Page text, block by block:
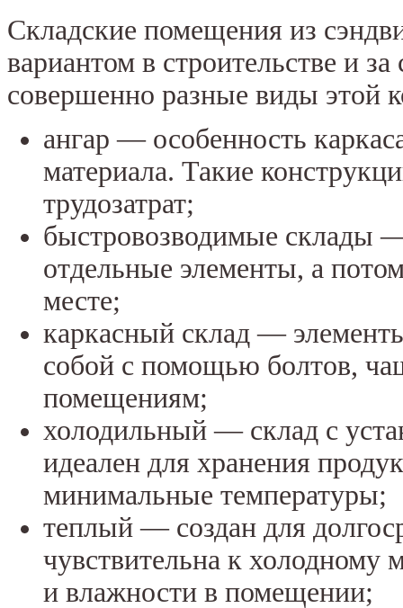
Складские помещения из
вариантом в строительстве и
совершенно разные виды этой
ангар — особенность
материала. Такие
трудозатрат;
быстровозводимые склады
отдельные элементы, а
месте;
каркасный склад —
собой с помощью болтов,
помещениям;
холодильный — склад с
идеален для хранения
минимальные температуры;
теплый — создан для
чувствительна к холодному
и влажности в помещении;